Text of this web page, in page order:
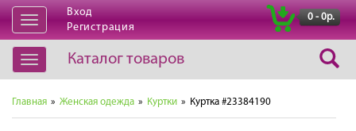
Открыть
навигацию
Вход
Регистрация
0 - 0р.
Открыть
навигацию
Каталог товаров
Главная » Женская одежда » Куртки » Куртка #23384190